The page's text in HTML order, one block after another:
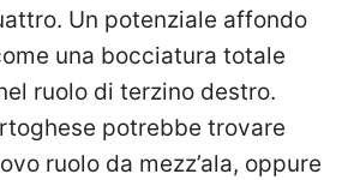
Un potenziale affondo
una bocciatura totale
ruolo di terzino destro.
potrebbe trovare
ruolo da mezz’ala, oppure